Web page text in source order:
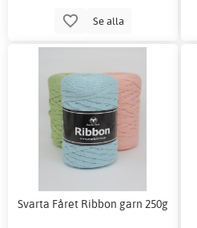
Se alla
Svarta Fåret Ribbon garn 250g